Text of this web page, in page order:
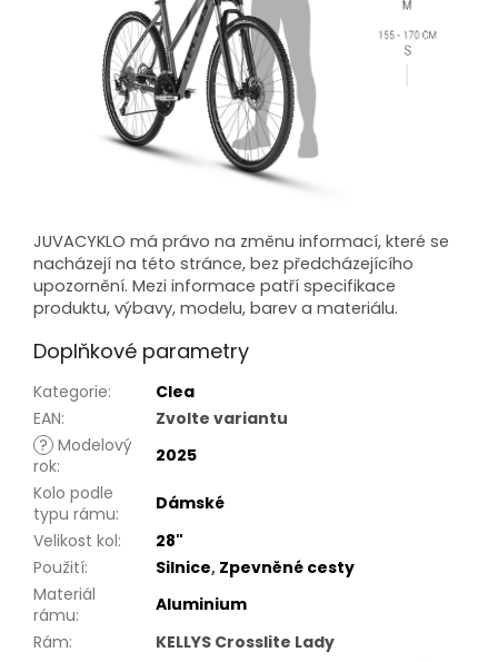
JUVACYKLO má právo na změnu informací, které se
nacházejí na této stránce, bez předcházejícího
upozornění. Mezi informace patří specifikace
produktu, výbavy, modelu, barev a materiálu.
Doplňkové parametry
Kategorie:
Clea
EAN:
Zvolte variantu
? Modelový
rok:
2025
Kolo podle
typu rámu:
Dámské
Velikost kol:
28"
Použití: Silnice, Zpevněné cesty
Materiál
rámu:
Aluminium
Rám:
KELLYS Crosslite Lady